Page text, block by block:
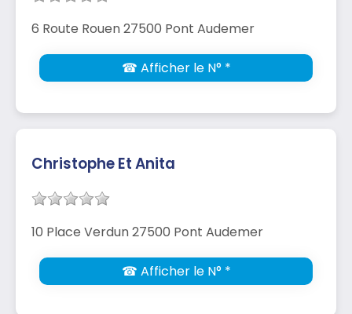
6 Route Rouen 27500 Pont Audemer
☎ Afficher le N° *
Christophe Et Anita
10 Place Verdun 27500 Pont Audemer
☎ Afficher le N° *